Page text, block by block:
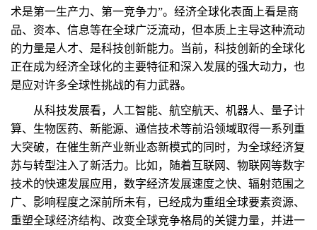
术是第一生产力、第一竞争力”。经济全球化表面上看是商
品、资本、信息等在全球广泛流动，但本质上主导这种流动
的力量是人才、是科技创新能力。当前，科技创新的全球化
正在成为经济全球化的主要特征和深入发展的强大动力，也
是应对许多全球性挑战的有力武器。
从科技发展看，人工智能、航空航天、机器人、量子计
算、生物医药、新能源、通信技术等前沿领域取得一系列重
大突破，在催生新产业新业态新模式的同时，为全球经济复
苏与转型注入了新活力。比如，随着互联网、物联网等数字
技术的快速发展应用，数字经济发展速度之快、辐射范围之
广、影响程度之深前所未有，已经成为重组全球要素资源、
重塑全球经济结构、改变全球竞争格局的关键力量，并进一